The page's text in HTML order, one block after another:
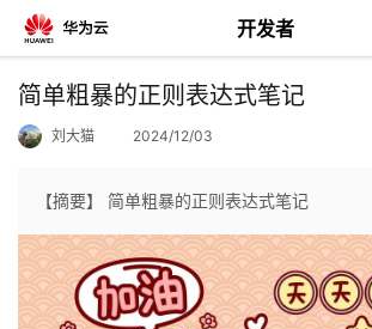
开发者
返
个
简单粗暴的正则表达式笔记
刘大猫 2024/12/03
【摘要】 简单粗暴的正则表达式笔记